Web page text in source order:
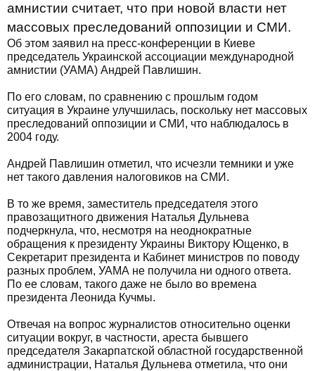
амнистии считает, что при новой власти нет
массовых преследований оппозиции и СМИ.
Об этом заявил на пресс-конференции в Киеве
председатель Украинской ассоциации международной
амнистии (УАМА) Андрей Павлишин.
По его словам, по сравнению с прошлым годом
ситуация в Украине улучшилась, поскольку нет массовых
преследований оппозиции и СМИ, что наблюдалось в
2004 году.
Андрей Павлишин отметил, что исчезли темники и уже
нет такого давления налоговиков на СМИ.
В то же время, заместитель председателя этого
правозащитного движения Наталья Дульнева
подчеркнула, что, несмотря на неоднократные
обращения к президенту Украины Виктору Ющенко, в
Секретарит президента и Кабинет министров по поводу
разных проблем, УАМА не получила ни одного ответа.
По ее словам, такого даже не было во времена
президента Леонида Кучмы.
Отвечая на вопрос журналистов относительно оценки
ситуации вокруг, в частности, ареста бывшего
председателя Закарпатской областной государственной
администрации, Наталья Дульнева отметила, что они